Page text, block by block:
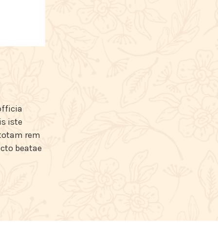
iste
rem
beatae